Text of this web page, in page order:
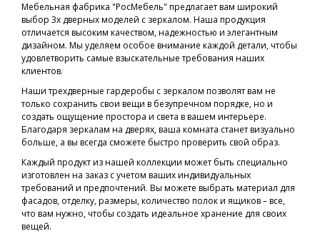
Мебельная фабрика "РосМебель" предлагает вам широкий
выбор 3х дверных моделей с зеркалом. Наша продукция
отличается высоким качеством, надежностью и элегантным
дизайном. Мы уделяем особое внимание каждой детали, чтобы
удовлетворить самые взыскательные требования наших
клиентов.
Наши трехдверные гардеробы с зеркалом позволят вам не
только сохранить свои вещи в безупречном порядке, но и
создать ощущение простора и света в вашем интерьере.
Благодаря зеркалам на дверях, ваша комната станет визуально
больше, а вы всегда сможете быстро проверить свой образ.
Каждый продукт из нашей коллекции может быть специально
изготовлен на заказ с учетом ваших индивидуальных
требований и предпочтений. Вы можете выбрать материал для
фасадов, отделку, размеры, количество полок и ящиков – все,
что вам нужно, чтобы создать идеальное хранение для своих
вещей.